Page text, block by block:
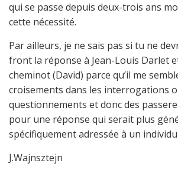
qui se passe depuis deux-trois ans
cette nécessité.
Par ailleurs, je ne sais pas si tu ne
front la réponse à Jean-Louis Darlet
cheminot (David) parce qu’il me
croisements dans les interrogations
questionnements et donc des
pour une réponse qui serait plus
spécifiquement adressée à un
J.Wajnsztejn